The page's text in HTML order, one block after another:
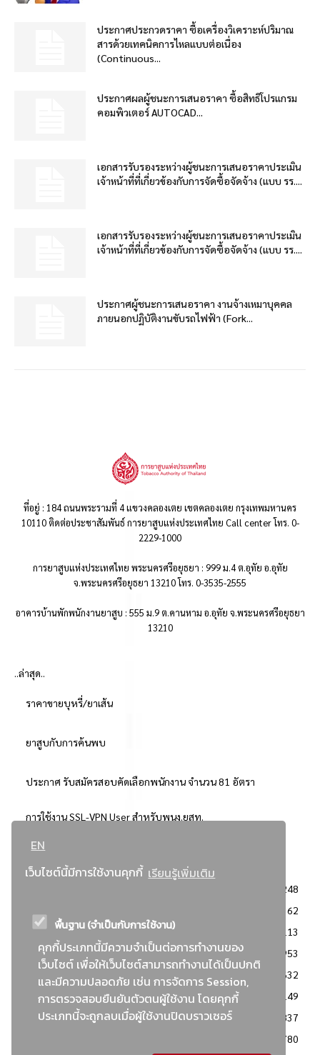
EN
เว็บไซต์นี้มีการใช้งานคุกกี้ เรียนรู้เพิ่มเติม
พื้นฐาน (จำเป็นกับการใช้งาน)
คุกกี้ประเภทนี้มีความจำเป็นต่อการทำงานของ
เว็บไซต์ เพื่อให้เว็บไซต์สามารถทำงานได้เป็นปกติ
และมีความปลอดภัย เช่น การจัดการ Session,
การตรวจสอบยืนยันตัวตนผู้ใช้งาน โดยคุกกี้
ประเภทนี้จะถูกลบเมื่อผู้ใช้งานปิดบราวเซอร์
ประกาศประกวดราคา ซื้อเครื่องวิเคราะห์ปริมาณ
สารด้วยเทคนิคการไหลแบบต่อเนื่อง
(Continuous...
ประกาศผลผู้ชนะการเสนอราคา ซื้อสิทธิโปรแกรม
คอมพิวเตอร์ AUTOCAD...
เอกสารรับรองระหว่างผู้ชนะการเสนอราคาประเมิน
เจ้าหน้าที่ที่เกี่ยวข้องกับการจัดซื้อจัดจ้าง (แบบ รร....
เอกสารรับรองระหว่างผู้ชนะการเสนอราคาประเมิน
เจ้าหน้าที่ที่เกี่ยวข้องกับการจัดซื้อจัดจ้าง (แบบ รร....
ประกาศผู้ชนะการเสนอราคา งานจ้างเหมาบุคคล
ภายนอกปฏิบัติงานขับรถไฟฟ้า (Fork...
ที่อยู่ : 184 ถนนพระรามที่ 4 แขวงคลองเตย เขตคลองเตย กรุงเทพมหานคร
10110 ติดต่อประชาสัมพันธ์ การยาสูบแห่งประเทศไทย Call center โทร. 0-
2229-1000
การยาสูบแห่งประเทศไทย พระนครศรีอยุธยา : 999 ม.4 ต.อุทัย อ.อุทัย
จ.พระนครศรีอยุธยา 13210 โทร. 0-3535-2555
อาคารบ้านพักพนักงานยาสูบ : 555 ม.9 ต.คานหาม อ.อุทัย จ.พระนครศรีอยุธยา
13210
..ล่าสุด..
ราคาขายบุหรี่/ยาเส้น
ยาสูบกับการค้นพบ
ประกาศ รับสมัครสอบคัดเลือกพนักงาน จำนวน 81 อัตรา
การใช้งาน SSL-VPN User สำหรับพนง.ยสท.
..ยอดนิยม..
3248
2362
: วิธีเฉพาะเจาะจง
2113
ข่าวสาร/ประกาศ
1953
: เอกสารส่งเสริมความโปร่งใสในการจัดซื้อจัดจ้าง
1632
ข่าวสารจัดซื้อจัดจ้าง
1149
: แผนการจัดซื้อจัดจ้าง
837
780